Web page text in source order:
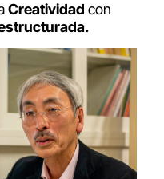
Creatividad con